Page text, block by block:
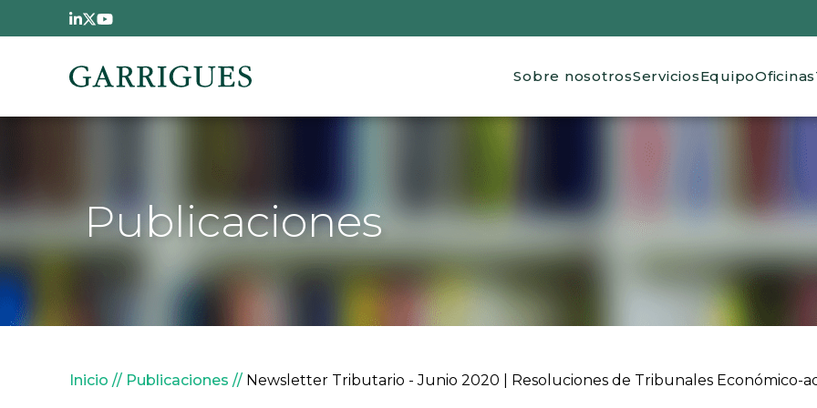
Pasar al contenido principal
Main navigation
Sobre nosotrosServiciosEquipoOficinas
Publicaciones
Sobrescribir enlaces de ayuda a la navegación
Inicio Publicaciones Newsletter Tributario - Junio 2020 | Resoluciones de Tribunales Económico-